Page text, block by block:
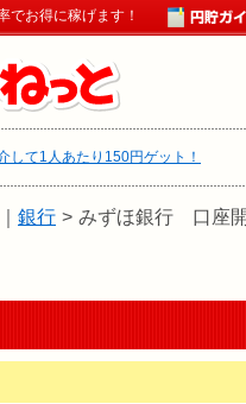
でお得に稼げます！
して1人あたり150円ゲット！
銀行 > みずほ銀行 口座